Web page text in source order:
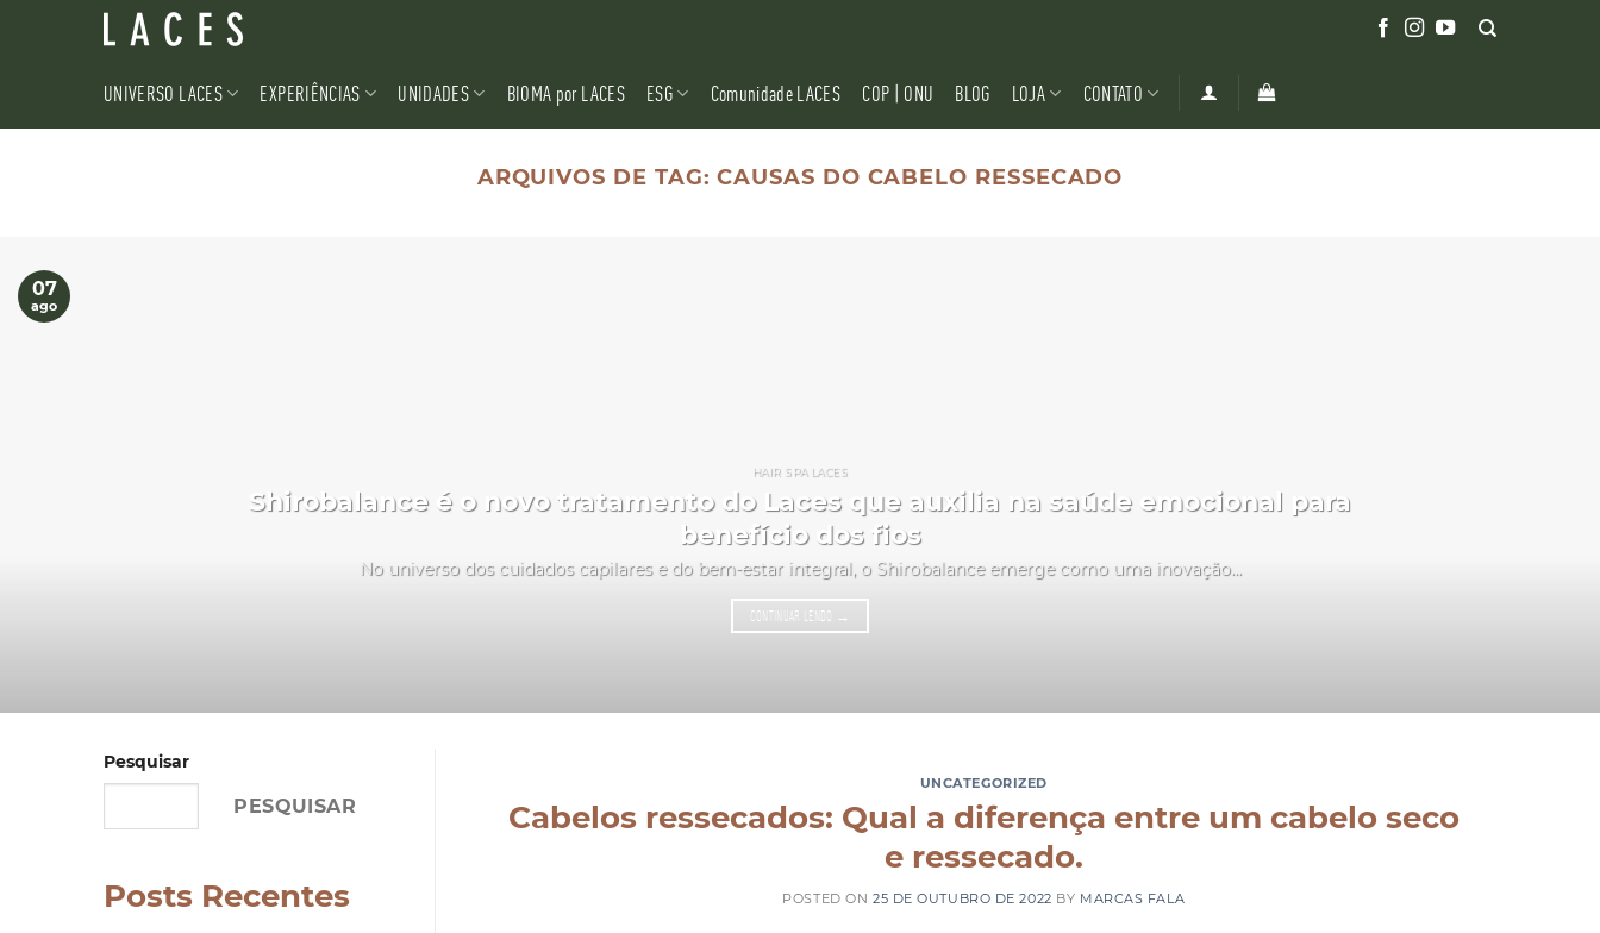
UNIVERSO LACES EXPERIÊNCIAS UNIDADES BIOMA por LACES ESG Comunidade LACES COP | ONU BLOG LOJA CONTATO
ARQUIVOS DE TAG:CAUSAS DO CABELO RESSECADO
HAIR SPA LACES
Shirobalance é o novo tratamento do Laces que auxilia na saúde emocional para
benefício dos fios
No universo dos cuidados capilares e do bem-estar integral, o Shirobalance emerge como uma inovação...
CONTINUAR LENDO →
07
ago
Pesquisar
PESQUISAR
Posts Recentes
UNCATEGORIZED
Cabelos ressecados: Qual a diferença entre um cabelo seco
e ressecado.
POSTED ON 25 DE OUTUBRO DE 2022 BY MARCAS FALA